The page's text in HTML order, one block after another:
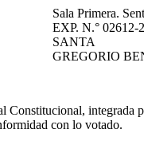
Sala Primera.
EXP. N.° 02612-
SANTA
GREGORIO
con lo votado.